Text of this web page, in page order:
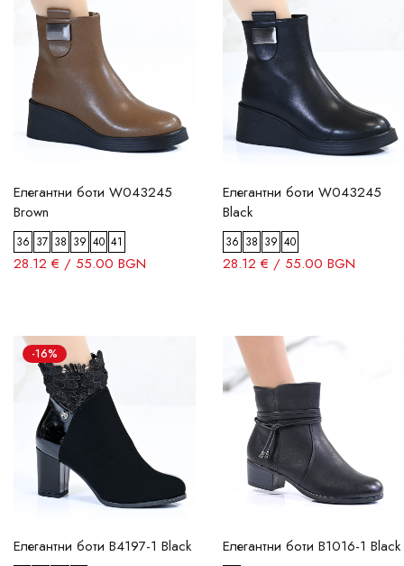
Елегантни боти W043245
Brown
36 37 38 39 40 41
28.12 € / 55.00 BGN
Елегантни боти W043245
Black
36 38 39 40
28.12 € / 55.00 BGN
-16%
Елегантни боти B4197-1 Black Елегантни боти B1016-1 Black